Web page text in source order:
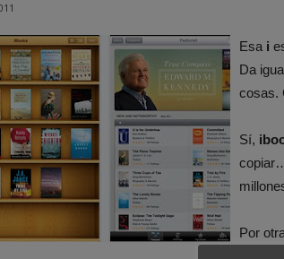
Esa i
Da
cosas.
Sí,
Por